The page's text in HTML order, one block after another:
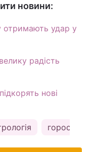
новини:
отримають удар у
радість
нові
гороскоп